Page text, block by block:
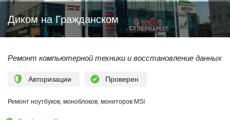
Диком на Гражданском
Ремонт компьютерной техники и восстановление данных
Авторизации Проверен
Ремонт ноутбуков, моноблоков, мониторов MSI